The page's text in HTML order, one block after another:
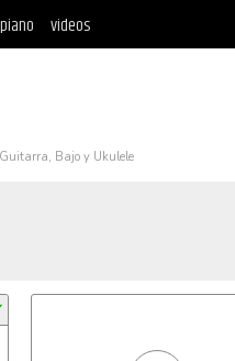
piano videos
Bajo y Ukulele